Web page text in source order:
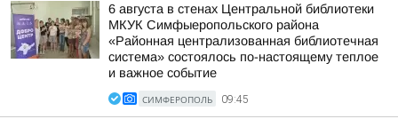
6 августа в стенах Центральной библиотеки
МКУК Симфыеропольского района
«Районная централизованная библиотечная
система» состоялось по-настоящему теплое
и важное событие
СИМФЕРОПОЛЬ 09:45